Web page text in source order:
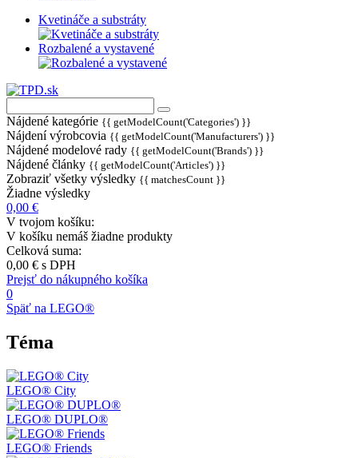
Kvetináče a substráty
Rozbalené a vystavené
Nájdené kategórie {{ getModelCount('Categories') }}
Nájdení výrobcovia {{ getModelCount('Manufacturers') }}
Nájdené modelové rady {{ getModelCount('Brands') }}
Nájdené články {{ getModelCount('Articles') }}
Zobraziť všetky výsledky {{ matchesCount }}
Žiadne výsledky
0,00 €
V tvojom košíku:
V košíku nemáš žiadne produkty
Celková suma:
0,00 € s DPH
Prejsť do nákupného košíka
0
Späť na LEGO®
Téma
LEGO® City
LEGO® DUPLO®
LEGO® Friends